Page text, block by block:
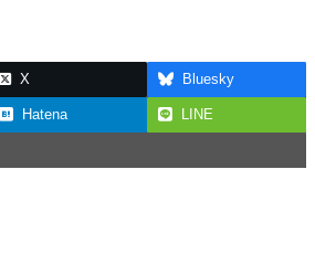
X Bluesky
Hatena LINE